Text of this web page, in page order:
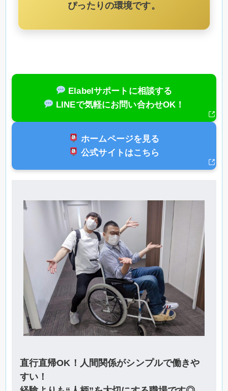
ぴったりの環境です。
Elabelサポートに相談する
LINEで気軽にお問い合わせOK！
ホームページを見る
公式サイトはこちら
直行直帰OK！人間関係がシンプルで働きや
すい！